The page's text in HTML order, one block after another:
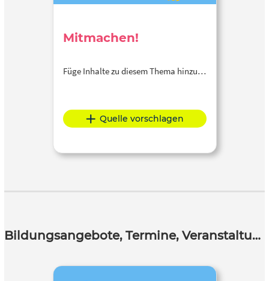
Mitmachen!
Füge Inhalte zu diesem Thema hinzu…
Quelle vorschlagen
Bildungsangebote, Termine, Veranstaltungen